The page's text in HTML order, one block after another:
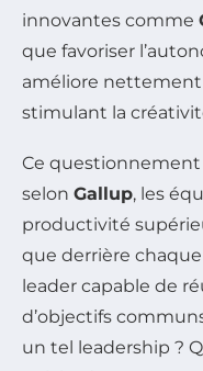
innovantes comme
que favoriser
améliore
stimulant la
Ce questionnement
selon Gallup, les
productivité
que derrière chaque
leader capable de
d’objectifs
un tel leadership ?